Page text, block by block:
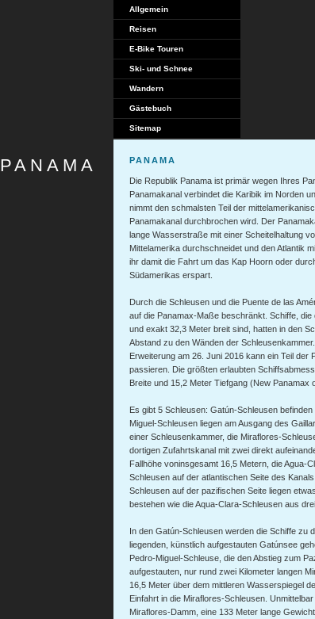
Allgemein
Reisen
E-Bike Touren
Ski- und Schnee
Wandern
Gästebuch
Sitemap
PANAMA
Die Republik Panama ist primär wegen Ihres
Panamakanal verbindet die Karibik im Norden
nimmt den schmalsten Teil der
Panamakanal durchbrochen wird. Der
lange Wasserstraße mit einer Scheitelhaltung
Mittelamerika durchschneidet und den Atlantik
ihr damit die Fahrt um das Kap Hoorn oder
Südamerikas erspart.
Durch die Schleusen und die Puente de las
auf die Panamax-Maße beschränkt. Schiffe,
und exakt 32,3 Meter breit sind, hatten in den
Abstand zu den Wänden der
Erweiterung am 26. Juni 2016 kann ein Teil der
passieren. Die größten erlaubten
Breite und 15,2 Meter Tiefgang (New Panamax
Es gibt 5 Schleusen: Gatún-Schleusen
Miguel-Schleusen liegen am Ausgang des
einer Schleusenkammer, die Miraflores-
dortigen Zufahrtskanal mit zwei direkt
Fallhöhe voninsgesamt 16,5 Metern, die Agua-
Schleusen auf der atlantischen Seite des
Schleusen auf der pazifischen Seite liegen
bestehen wie die Aqua-Clara-Schleusen aus
In den Gatún-Schleusen werden die Schiffe zu
liegenden, künstlich aufgestauten Gatúnsee
Pedro-Miguel-Schleuse, die den Abstieg zum
aufgestauten, nur rund zwei Kilometer langen
16,5 Meter über dem mittleren Wasserspiegel
Einfahrt in die Miraflores-Schleusen.
Miraflores-Damm, eine 133 Meter lange
PANAMA